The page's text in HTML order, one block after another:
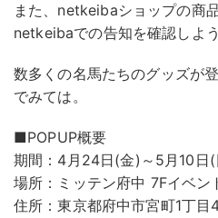
また、netkeibaショップの商
netkeibaでの告知を確認しよう
数多くの名馬たちのグッズが
でみては。
■POPUP概要
期間：4月24日(金)～5月10日(
場所：ミッテン府中 7Fイベン
住所：東京都府中市宮町1丁目